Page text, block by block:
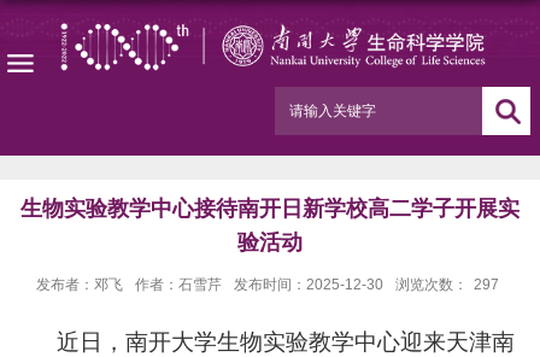
生物实验教学中心接待南开日新学校高二学子开展实
验活动
发布者：邓飞 作者：石雪芹 发布时间：2025-12-30 浏览次数： 297
近日，南开大学生物实验教学中心迎来天津南